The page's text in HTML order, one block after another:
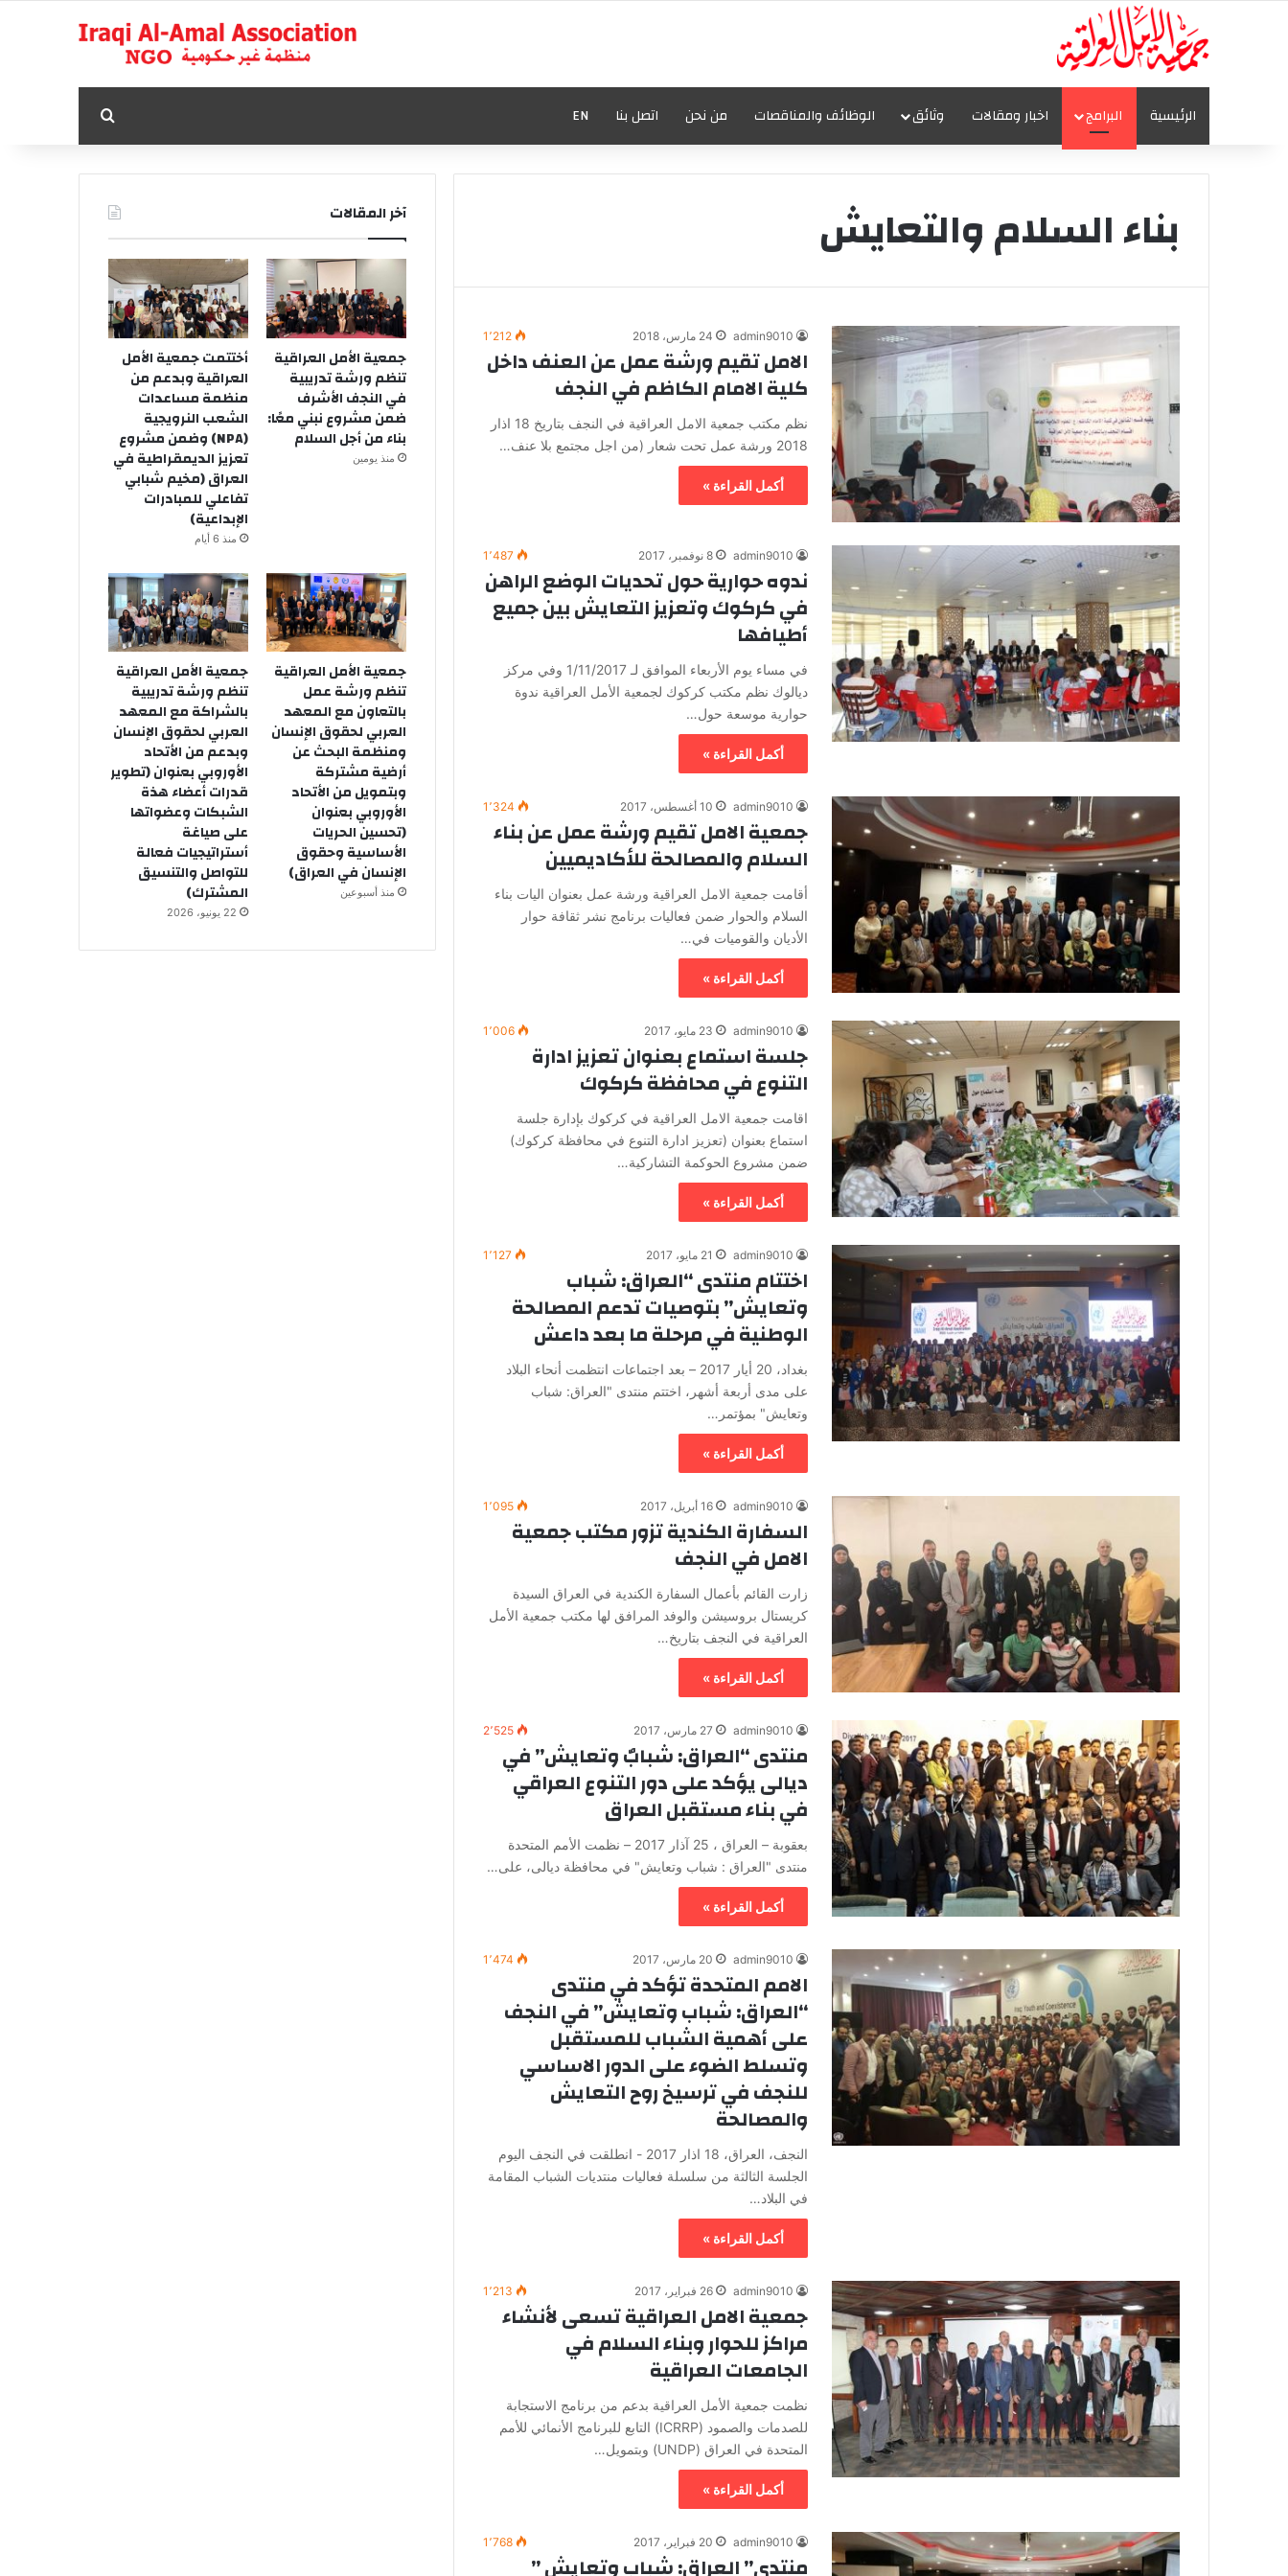
الرئيسية البرامج اخبار ومقالات وثائق الوظائف والمناقصات من نحن اتصل بنا EN
بناء السلام والتعايش
admin9010 24 مارس، 2018 1٬212
الامل تقيم ورشة عمل عن العنف داخل
كلية الامام الكاظم في النجف
نظم مكتب جمعية الامل العراقية في النجف بتاريخ 18 اذار
2018 ورشة عمل تحت شعار (من اجل مجتمع بلا عنف…
أكمل القراءة »
admin9010 8 نوفمبر، 2017 1٬487
ندوه حوارية حول تحديات الوضع الراهن
في كركوك وتعزيز التعايش بين جميع
أطيافها
في مساء يوم الأربعاء الموافق لـ 1/11/2017 وفي مركز
ديالوك نظم مكتب كركوك لجمعية الأمل العراقية ندوة
حوارية موسعة حول…
أكمل القراءة »
admin9010 10 أغسطس، 2017 1٬324
جمعية الامل تقيم ورشة عمل عن بناء
السلام والمصالحة للأكاديميين
أقامت جمعية الامل العراقية ورشة عمل بعنوان اليات بناء
السلام والحوار ضمن فعاليات برنامج نشر ثقافة حوار
الأديان والقوميات في…
أكمل القراءة »
admin9010 23 مايو، 2017 1٬006
جلسة استماع بعنوان تعزيز ادارة
التنوع في محافظة كركوك
اقامت جمعية الامل العراقية في كركوك بإدارة جلسة
استماع بعنوان (تعزيز ادارة التنوع في محافظة كركوك)
ضمن مشروع الحوكمة التشاركية…
أكمل القراءة »
admin9010 21 مايو، 2017 1٬127
اختتام منتدى “العراق: شباب
وتعايش” بتوصيات تدعم المصالحة
الوطنية في مرحلة ما بعد داعش
بغداد، 20 أيار 2017 – بعد اجتماعات انتظمت أنحاء البلاد
على مدى أربعة أشهر، اختتم منتدى "العراق: شباب
وتعايش" بمؤتمر…
أكمل القراءة »
admin9010 16 أبريل، 2017 1٬095
السفارة الكندية تزور مكتب جمعية
الامل في النجف
زارت القائم بأعمال السفارة الكندية في العراق السيدة
كريستال بروسيشن والوفد المرافق لها مكتب جمعية الأمل
العراقية في النجف بتاريخ…
أكمل القراءة »
admin9010 27 مارس، 2017 2٬525
منتدى “العراق: شبابٌ وتعايش” في
ديالى يؤكد على دور التنوع العراقي
في بناء مستقبل العراق
بعقوبة – العراق ، 25 آذار 2017 – نظمت الأمم المتحدة
منتدى "العراق : شباب وتعايش" في محافظة ديالى، على…
أكمل القراءة »
admin9010 20 مارس، 2017 1٬474
الامم المتحدة تؤكد في منتدى
“العراق: شباب وتعايش” في النجف
على أهمية الشباب للمستقبل
وتسلط الضوء على الدور الاساسي
للنجف في ترسيخ روح التعايش
والمصالحة
النجف، العراق، 18 اذار 2017 - انطلقت في النجف اليوم
الجلسة الثالثة من سلسلة فعاليات منتديات الشباب المقامة
في البلاد…
أكمل القراءة »
admin9010 26 فبراير، 2017 1٬213
جمعية الامل العراقية تسعى لأنشاء
مراكز للحوار وبناء السلام في
الجامعات العراقية
نظمت جمعية الأمل العراقية بدعم من برنامج الاستجابة
للصدمات والصمود (ICRRP) التابع للبرنامج الأنمائي للأمم
المتحدة في العراق (UNDP) وبتمويل…
أكمل القراءة »
admin9010 20 فبراير، 2017 1٬768
منتدى” العراق: شباب وتعايش ”
آخر المقالات
جمعية الأمل العراقية
تنظم ورشة تدريبية
في النجف الأشرف
ضمن مشروع نبني معًا:
بناء من أجل السلام
منذ يومين
أختتمت جمعية الأمل
العراقية وبدعم من
منظمة مساعدات
الشعب النرويجية
(NPA) وضمن مشروع
تعزيز الديمقراطية في
العراق (مخيم شبابي
تفاعلي للمبادرات
الإبداعية)
منذ 6 أيام
جمعية الأمل العراقية
تنظم ورشة عمل
بالتعاون مع المعهد
العربي لحقوق الإنسان
ومنظمة البحث عن
أرضية مشتركة
وبتمويل من الأتحاد
الأوروبي بعنوان
(تحسين الحريات
الأساسية وحقوق
الإنسان في العراق)
منذ أسبوعين
جمعية الأمل العراقية
تنظم ورشة تدريبية
بالشراكة مع المعهد
العربي لحقوق الإنسان
وبدعم من الأتحاد
الأوروبي بعنوان (تطوير
قدرات أعضاء هذة
الشبكات وعضواتها
على صياغة
أستراتيجيات فعالة
للتواصل والتنسيق
المشترك)
22 يونيو، 2026